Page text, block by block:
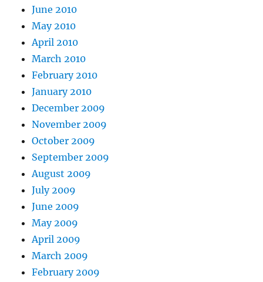
June 2010
May 2010
April 2010
March 2010
February 2010
January 2010
December 2009
November 2009
October 2009
September 2009
August 2009
July 2009
June 2009
May 2009
April 2009
March 2009
February 2009